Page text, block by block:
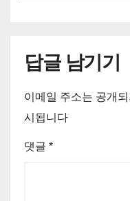
답글 남기기
이메일 주소는 공개
시됩니다
댓글 *